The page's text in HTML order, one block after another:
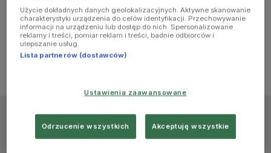
more
information)
Użycie dokładnych danych geolokalizacyjnych. Aktywne skanowanie
charakterystyki urządzenia do celów identyfikacji. Przechowywanie
informacji na urządzeniu lub dostęp do nich. Spersonalizowane
reklamy i treści, pomiar reklam i treści, badnie odbiorców i
ulepszanie usług.
Lista partnerów (dostawców)
Ustawienia zaawansowane
Odrzucenie wszystkich Akceptuję wszystkie